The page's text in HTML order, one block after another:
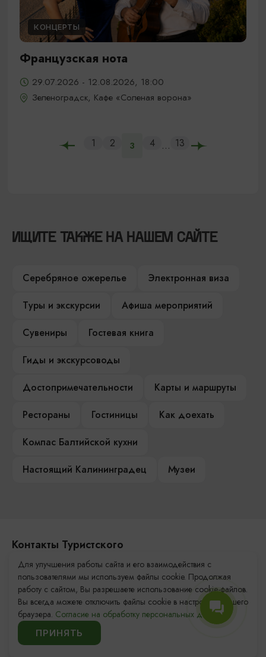
КОНЦЕРТЫ
Французская нота
29.07.2026 - 12.08.2026, 18:00
Зеленоградск, Кафе «Соленая ворона»
1 2 3 4 ... 13
ИЩИТЕ ТАКЖЕ НА НАШЕМ САЙТЕ
Серебряное ожерелье
Электронная виза
Туры и экскурсии
Афиша мероприятий
Сувениры
Гостевая книга
Гиды и экскурсоводы
Достопримечательности
Карты и маршруты
Рестораны
Гостиницы
Как доехать
Компас Балтийской кухни
Настоящий Калининградец
Музеи
Контакты Туристского
информационного центра
+7 (4012) 555-200
8 (800) 200-55-39
info@visit-kaliningrad.ru
Для улучшения работы сайта и его взаимодействия с
пользователями мы используем файлы cookie. Продолжая
работу с сайтом, Вы разрешаете использование cookie-файлов.
Вы всегда можете отключить файлы cookie в настройках Вашего
браузера. Согласие на обработку персональных данных.
ПРИНЯТЬ